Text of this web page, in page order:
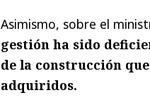
Asimismo, sobre el
gestión ha sido
de la construcción
adquiridos.